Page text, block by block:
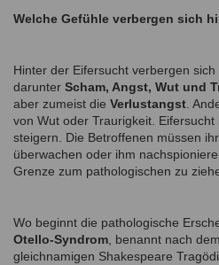
Welche Gefühle verbergen sich
Hinter der Eifersucht verbergen sich
darunter Scham, Angst, Wut und
aber zumeist die Verlustangst .
von Wut oder Traurigkeit. Eifersucht
steigern. Die Betroffenen müssen
überwachen oder ihm
Grenze zum pathologischen zu
Wo beginnt die pathologische
Otello-Syndrom , benannt nach
gleichnamigen Shakespeare